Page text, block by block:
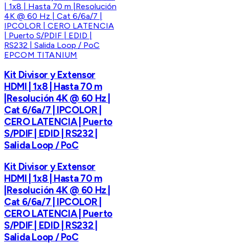
EPCOM TITANIUM
Kit Divisor y Extensor
HDMI | 1x8 | Hasta 70 m
|Resolución 4K @ 60 Hz |
Cat 6/6a/7 | IPCOLOR |
CERO LATENCIA | Puerto
S/PDIF | EDID | RS232 |
Salida Loop / PoC
Kit Divisor y Extensor
HDMI | 1x8 | Hasta 70 m
|Resolución 4K @ 60 Hz |
Cat 6/6a/7 | IPCOLOR |
CERO LATENCIA | Puerto
S/PDIF | EDID | RS232 |
Salida Loop / PoC